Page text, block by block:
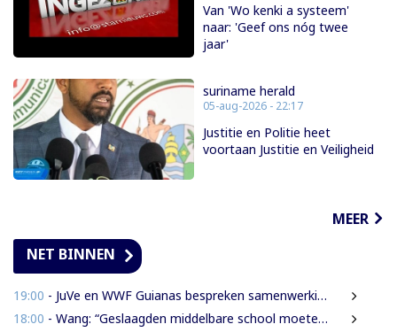
Van 'Wo kenki a systeem'
naar: 'Geef ons nóg twee
jaar'
suriname herald
05-aug-2026 - 22:17
Justitie en Politie heet
voortaan Justitie en Veiligheid
MEER
NET BINNEN
19:00 - JuVe en WWF Guianas bespreken samenwerking rond natuurbescherming
18:00 - Wang: “Geslaagden middelbare school moeten 450 SRD betalen om diploma te ontvangen”